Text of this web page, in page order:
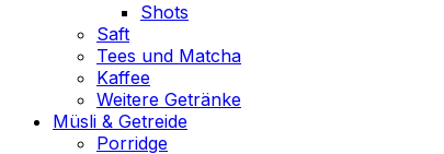
Shots
Saft
Tees und Matcha
Kaffee
Weitere Getränke
Müsli & Getreide
Porridge